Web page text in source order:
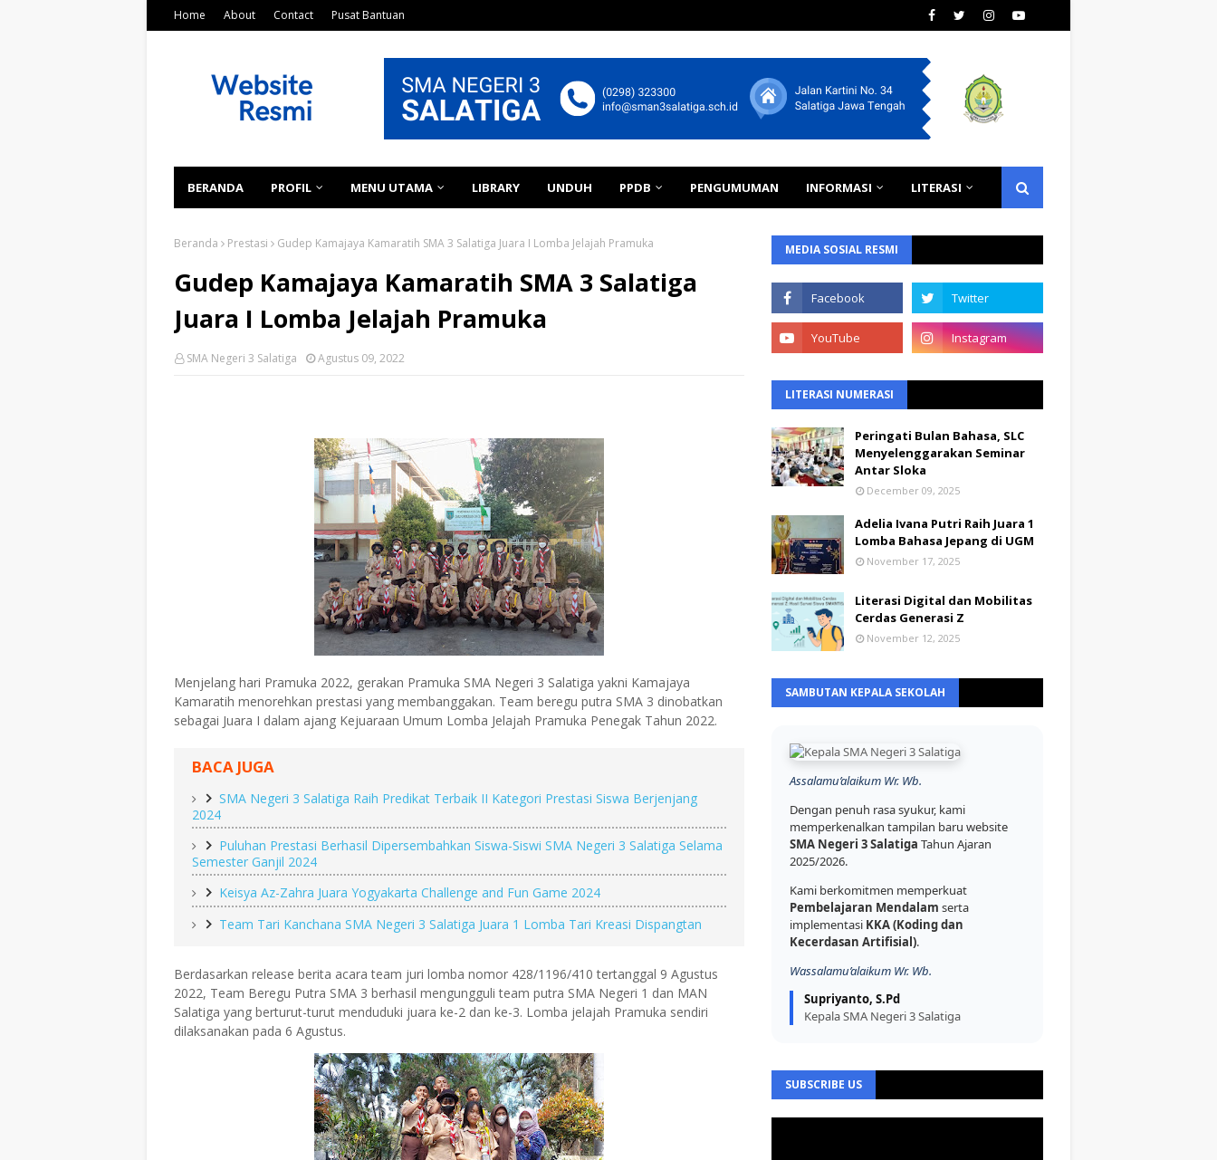
Home About Contact Pusat Bantuan
BERANDA PROFIL MENU UTAMA LIBRARY UNDUH PPDB PENGUMUMAN INFORMASI LITERASI
Beranda Prestasi Gudep Kamajaya Kamaratih SMA 3 Salatiga Juara I Lomba Jelajah Pramuka
Gudep Kamajaya Kamaratih SMA 3 Salatiga
Juara I Lomba Jelajah Pramuka
SMA Negeri 3 Salatiga Agustus 09, 2022
Menjelang hari Pramuka 2022, gerakan Pramuka SMA Negeri 3 Salatiga yakni Kamajaya
Kamaratih menorehkan prestasi yang membanggakan. Team beregu putra SMA 3 dinobatkan
sebagai Juara I dalam ajang Kejuaraan Umum Lomba Jelajah Pramuka Penegak Tahun 2022.
BACA JUGA
SMA Negeri 3 Salatiga Raih Predikat Terbaik II Kategori Prestasi Siswa Berjenjang
2024
Puluhan Prestasi Berhasil Dipersembahkan Siswa-Siswi SMA Negeri 3 Salatiga Selama
Semester Ganjil 2024
Keisya Az-Zahra Juara Yogyakarta Challenge and Fun Game 2024
Team Tari Kanchana SMA Negeri 3 Salatiga Juara 1 Lomba Tari Kreasi Dispangtan
Berdasarkan release berita acara team juri lomba nomor 428/1196/410 tertanggal 9 Agustus
2022, Team Beregu Putra SMA 3 berhasil mengungguli team putra SMA Negeri 1 dan MAN
Salatiga yang berturut-turut menduduki juara ke-2 dan ke-3. Lomba jelajah Pramuka sendiri
dilaksanakan pada 6 Agustus.
MEDIA SOSIAL RESMI
LITERASI NUMERASI
Peringati Bulan Bahasa, SLC
Menyelenggarakan Seminar
Antar Sloka
December 09, 2025
Adelia Ivana Putri Raih Juara 1
Lomba Bahasa Jepang di UGM
November 17, 2025
Literasi Digital dan Mobilitas
Cerdas Generasi Z
November 12, 2025
SAMBUTAN KEPALA SEKOLAH
Assalamu’alaikum Wr. Wb.
Dengan penuh rasa syukur, kami
memperkenalkan tampilan baru website
SMA Negeri 3 Salatiga Tahun Ajaran
2025/2026.
Kami berkomitmen memperkuat
Pembelajaran Mendalam serta
implementasi KKA (Koding dan
Kecerdasan Artifisial).
Wassalamu’alaikum Wr. Wb.
Supriyanto, S.Pd
Kepala SMA Negeri 3 Salatiga
SUBSCRIBE US